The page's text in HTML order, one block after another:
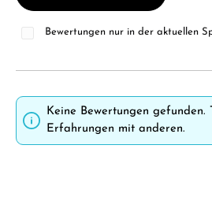
Bewertungen nur in der aktuellen
Keine Bewertungen gefunden.
Erfahrungen mit anderen.